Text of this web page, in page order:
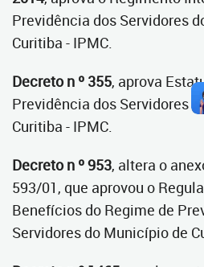
Previdência dos Servidores
Curitiba - IPMC.
Decreto n º 355, aprova
Previdência dos Servidores
Curitiba - IPMC.
Decreto n º 953, altera o
593/01, que aprovou o
Benefícios do Regime de
Servidores do Município de